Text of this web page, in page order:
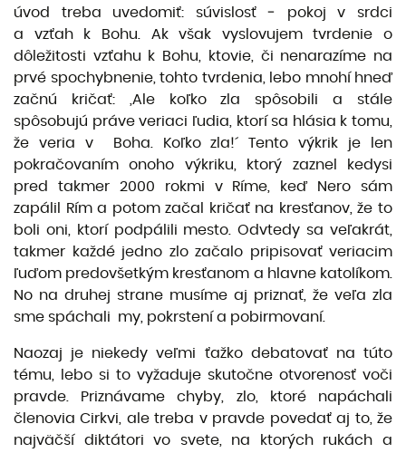
úvod treba uvedomiť: súvislosť ‒ pokoj v srdci
a vzťah k Bohu. Ak však vyslovujem tvrdenie o
dôležitosti vzťahu k Bohu, ktovie, či nenarazíme na
prvé spochybnenie, tohto tvrdenia, lebo mnohí hneď
začnú kričať: ,Ale koľko zla spôsobili a stále
spôsobujú práve veriaci ľudia, ktorí sa hlásia k tomu,
že veria v Boha. Koľko zla!´ Tento výkrik je len
pokračovaním onoho výkriku, ktorý zaznel kedysi
pred takmer 2000 rokmi v Ríme, keď Nero sám
zapálil Rím a potom začal kričať na kresťanov, že to
boli oni, ktorí podpálili mesto. Odvtedy sa veľakrát,
takmer každé jedno zlo začalo pripisovať veriacim
ľuďom predovšetkým kresťanom a hlavne katolíkom.
No na druhej strane musíme aj priznať, že veľa zla
sme spáchali my, pokrstení a pobirmovaní.
Naozaj je niekedy veľmi ťažko debatovať na túto
tému, lebo si to vyžaduje skutočne otvorenosť voči
pravde. Priznávame chyby, zlo, ktoré napáchali
členovia Cirkvi, ale treba v pravde povedať aj to, že
najväčší diktátori vo svete, na ktorých rukách a